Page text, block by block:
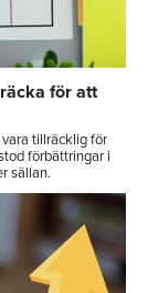
för att
vara tillräcklig för
förbättringar i
sällan.